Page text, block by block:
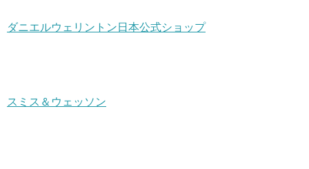
ダニエルウェリントン日本公式ショップ
スミス＆ウェッソン